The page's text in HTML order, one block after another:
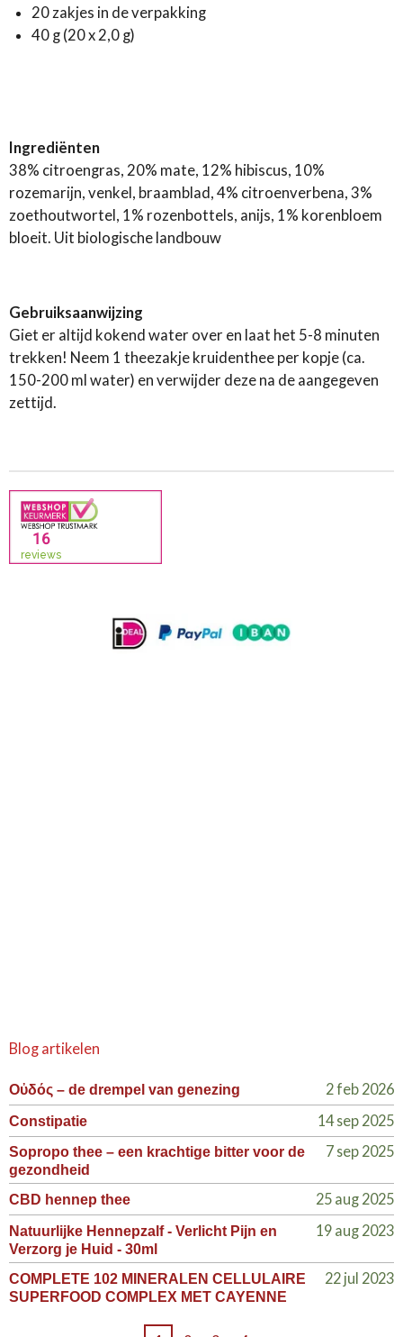
20 zakjes in de verpakking
40 g (20 x 2,0 g)
Ingrediënten
38% citroengras, 20% mate, 12% hibiscus, 10%
rozemarijn, venkel, braamblad, 4% citroenverbena, 3%
zoethoutwortel, 1% rozenbottels, anijs, 1% korenbloem
bloeit. Uit biologische landbouw
Gebruiksaanwijzing
Giet er altijd kokend water over en laat het 5-8 minuten
trekken! Neem 1 theezakje kruidenthee per kopje (ca.
150-200 ml water) en verwijder deze na de aangegeven
zettijd.
Blog artikelen
Οὐδός – de drempel van genezing 2 feb 2026
Constipatie 14 sep 2025
Sopropo thee – een krachtige bitter voor de
gezondheid
7 sep 2025
CBD hennep thee 25 aug 2025
Natuurlijke Hennepzalf - Verlicht Pijn en
Verzorg je Huid - 30ml
19 aug 2023
COMPLETE 102 MINERALEN CELLULAIRE
SUPERFOOD COMPLEX MET CAYENNE
22 jul 2023